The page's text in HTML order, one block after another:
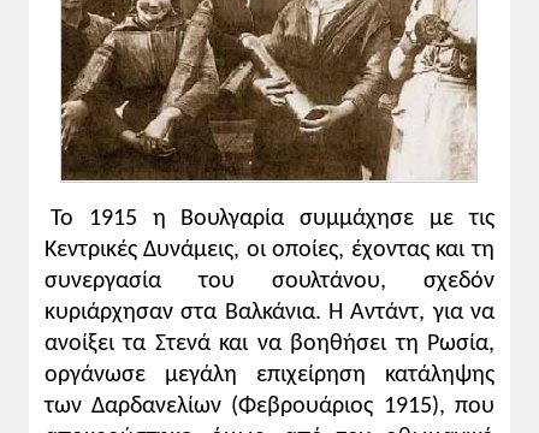
Το 1915 η Βουλγαρία συμμάχησε με τις
Κεντρικές Δυνάμεις, οι οποίες, έχοντας και τη
συνεργασία του σουλτάνου, σχεδόν
κυριάρχησαν στα Βαλκάνια. Η Αντάντ, για να
ανοίξει τα Στενά και να βοηθήσει τη Ρωσία,
οργάνωσε μεγάλη επιχείρηση κατάληψης
των Δαρδανελίων (Φεβρουάριος 1915), που